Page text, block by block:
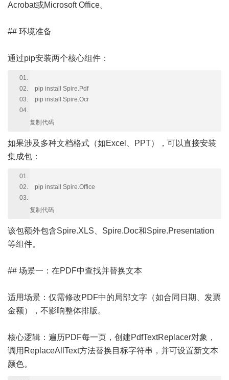
Acrobat或Microsoft Office。
## 环境准备
通过pip安装两个核心组件：
pip install Spire.Pdf
pip install Spire.Ocr
复制代码
如果涉及多种文档格式（如Excel、PPT），可以直接安装
集成包：
pip install Spire.Office
复制代码
该包额外包含Spire.XLS、Spire.Doc和Spire.Presentation
等组件。
## 场景一：在PDF中查找并替换文本
适用场景：仅需修改PDF中的局部文字（如合同日期、发票
金额），不影响整体排版。
核心逻辑：遍历PDF每一页，创建PdfTextReplacer对象，
调用ReplaceAllText方法替换目标字符串，并可设置新文本
颜色。